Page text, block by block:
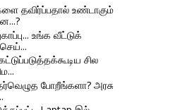
தவிர்ப்பதால் உண்டாகும்
உங்க வீட்டுக்
சில
போறீங்களா? அரசு